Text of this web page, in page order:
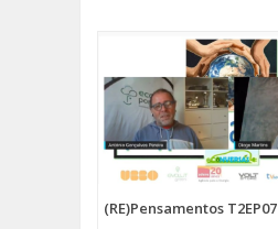
(RE)Pensamentos T2EP07